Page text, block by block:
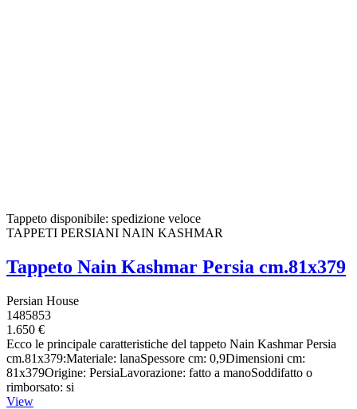
Tappeto disponibile: spedizione veloce
TAPPETI PERSIANI NAIN KASHMAR
Tappeto Nain Kashmar Persia cm.81x379
Persian House
1485853
1.650 €
Ecco le principale caratteristiche del tappeto Nain Kashmar Persia
cm.81x379:Materiale: lanaSpessore cm: 0,9Dimensioni cm:
81x379Origine: PersiaLavorazione: fatto a manoSoddifatto o
rimborsato: si
View